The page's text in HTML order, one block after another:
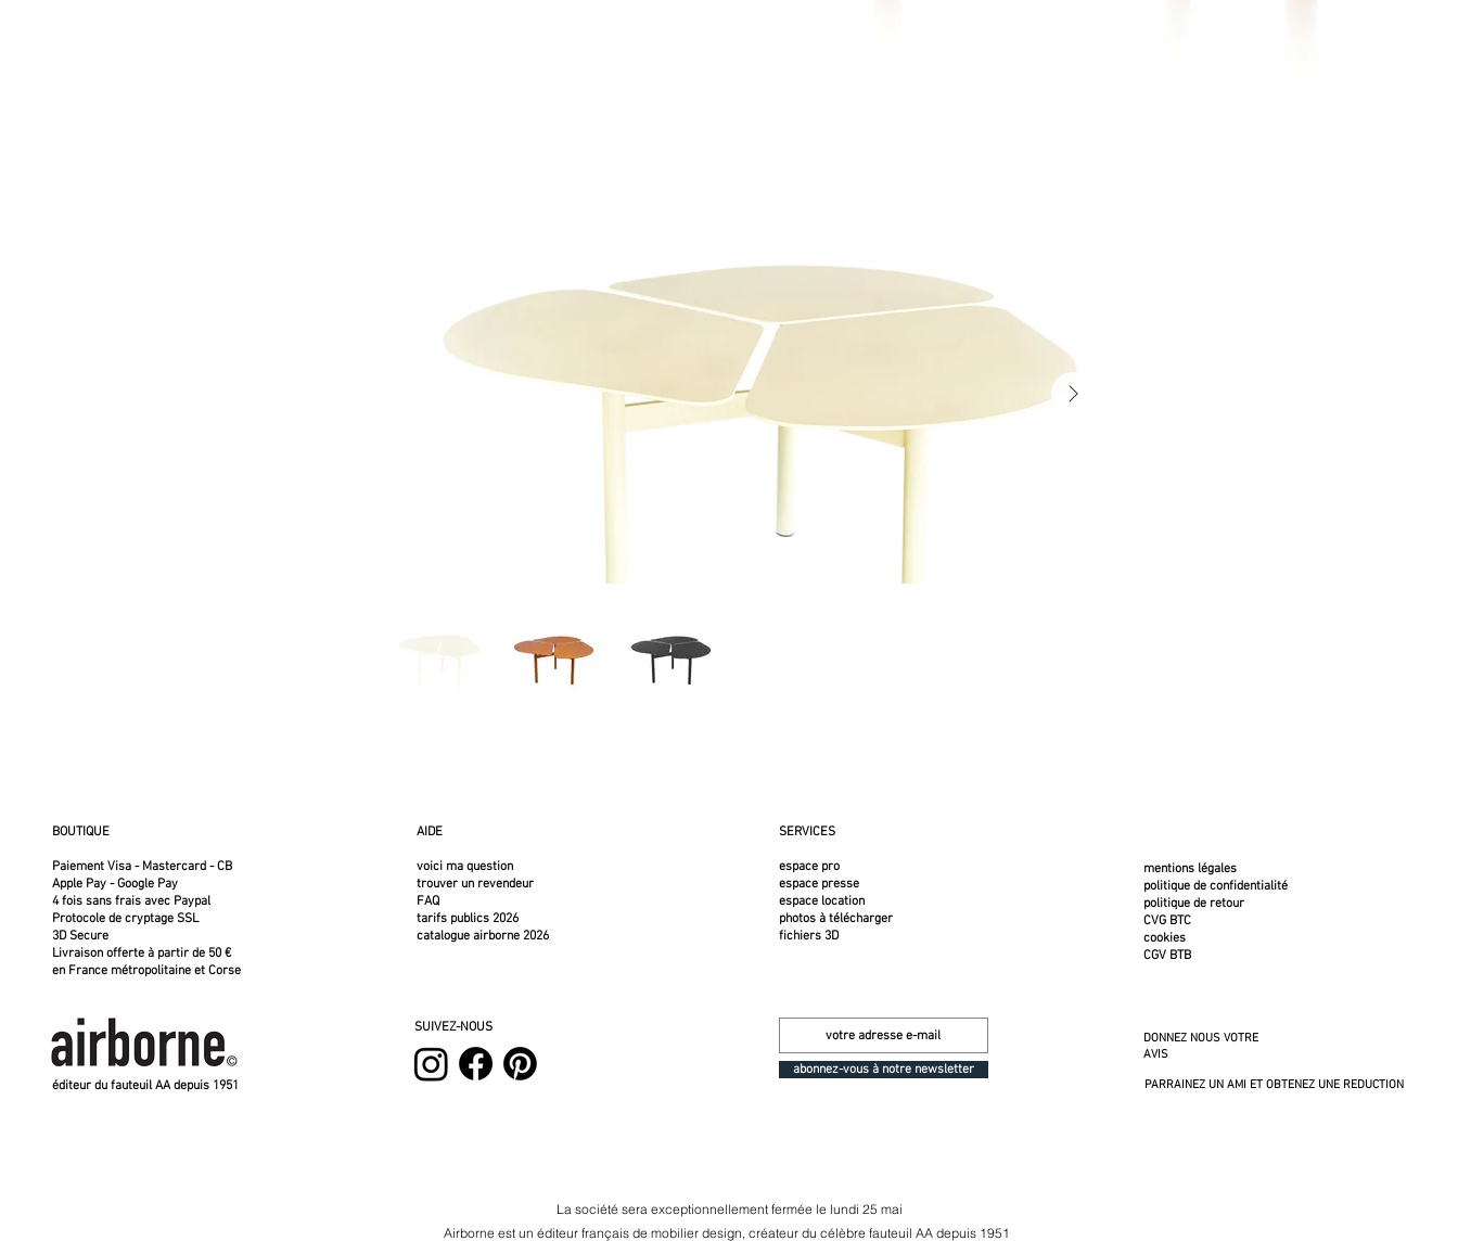
BOUTIQUE
Paiement Visa - Mastercard - CB
Apple Pay - Google Pay
4 fois sans frais avec Paypal
Protocole de cryptage SSL
3D Secure
Livraison offerte à partir de 50 €
en France métropolitaine et Corse
éditeur du fauteuil AA depuis 1951
AIDE
voici ma question
trouver un revendeur
FAQ
tarifs publics 2026
catalogue airborne 2026
SUIVEZ-NOUS
SERVICES
espace pro
espace presse
espace location
photos à télécharger
fichiers 3D
abonnez-vous à notre newsletter
mentions légales
politique de confidentialité
politique de retour
CVG BTC
cookies
CGV BTB
DONNEZ NOUS VOTRE
AVIS
PARRAINEZ UN AMI ET OBTENEZ UNE REDUCTION
La société sera exceptionnellement fermée le lundi 25 mai
Airborne est un éditeur français de mobilier design, créateur du célèbre fauteuil AA depuis 1951